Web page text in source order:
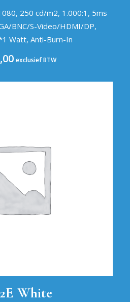
250 cd/m2, 1.000:1, 5ms
BNC/S-Video/HDMI/DP,
Watt, Anti-Burn-In
exclusief BTW
White